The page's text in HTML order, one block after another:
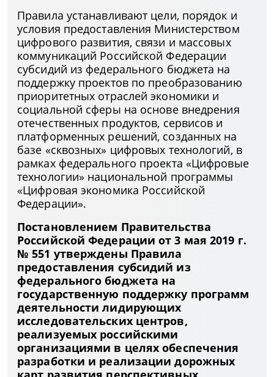
Правила устанавливают цели, порядок и
условия предоставления Министерством
цифрового развития, связи и массовых
коммуникаций Российской Федерации
субсидий из федерального бюджета на
поддержку проектов по преобразованию
приоритетных отраслей экономики и
социальной сферы на основе внедрения
отечественных продуктов, сервисов и
платформенных решений, созданных на
базе «сквозных» цифровых технологий, в
рамках федерального проекта «Цифровые
технологии» национальной программы
«Цифровая экономика Российской
Федерации».
Постановлением Правительства
Российской Федерации от 3 мая 2019 г.
№ 551 утверждены Правила
предоставления субсидий из
федерального бюджета на
государственную поддержку программ
деятельности лидирующих
исследовательских центров,
реализуемых российскими
организациями в целях обеспечения
разработки и реализации дорожных